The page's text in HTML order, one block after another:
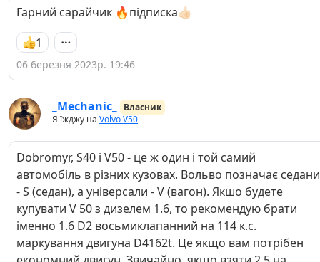
Гарний сарайчик 🔥підписка👍🏻
1
06 березня 2023р. 19:46
_Mechanic_
Власник
Я їжджу на Volvo V50
Dobromyr, S40 і V50 - це ж один і той самий
автомобіль в різних кузовах. Вольво позначає седани
- S (седан), а універсали - V (вагон). Якшо будете
купувати V 50 з дизелем 1.6, то рекомендую брати
іменно 1.6 D2 восьмиклапанний на 114 к.с.
маркування двигуна D4162t. Це якщо вам потрібен